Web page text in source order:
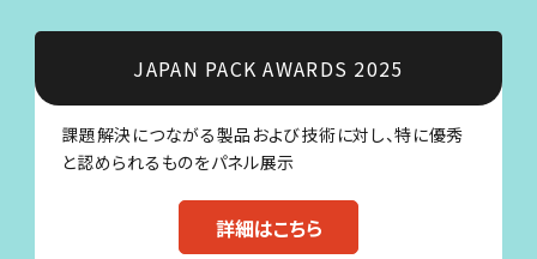
JAPAN PACK AWARDS 2025
課題解決につながる製品および技術に対し、特に優秀
と認められるものをパネル展示
詳細はこちら